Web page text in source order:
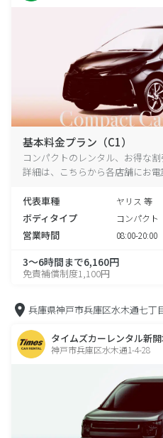
基本料金プラン（C1）
コンパクトのレンタル、お得な
詳細は、こちらから各店舗にお電
代表車種 ヤリス 等
ボディタイプ コンパクト
営業時間 08:00-20:00
3～6時間まで6,160円
免責補償制度1,100円
兵庫県神戸市兵庫区水木通七丁
タイムズカーレンタル新
神戸市兵庫区水木通1-4-28